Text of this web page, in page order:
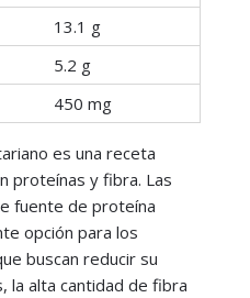
13.1 g
5.2 g
450 mg
es una receta
proteínas y fibra. Las
fuente de proteína
opción para los
buscan reducir su
la alta cantidad de fibra